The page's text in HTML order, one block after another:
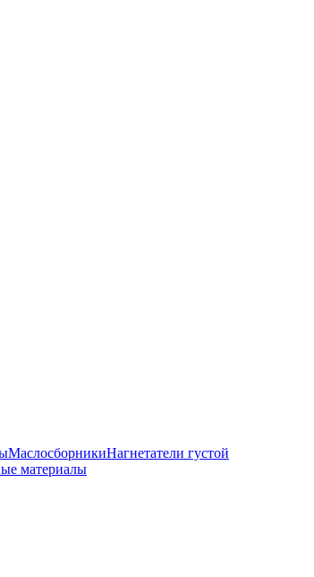
МаслосборникиНагнетатели густой
материалы